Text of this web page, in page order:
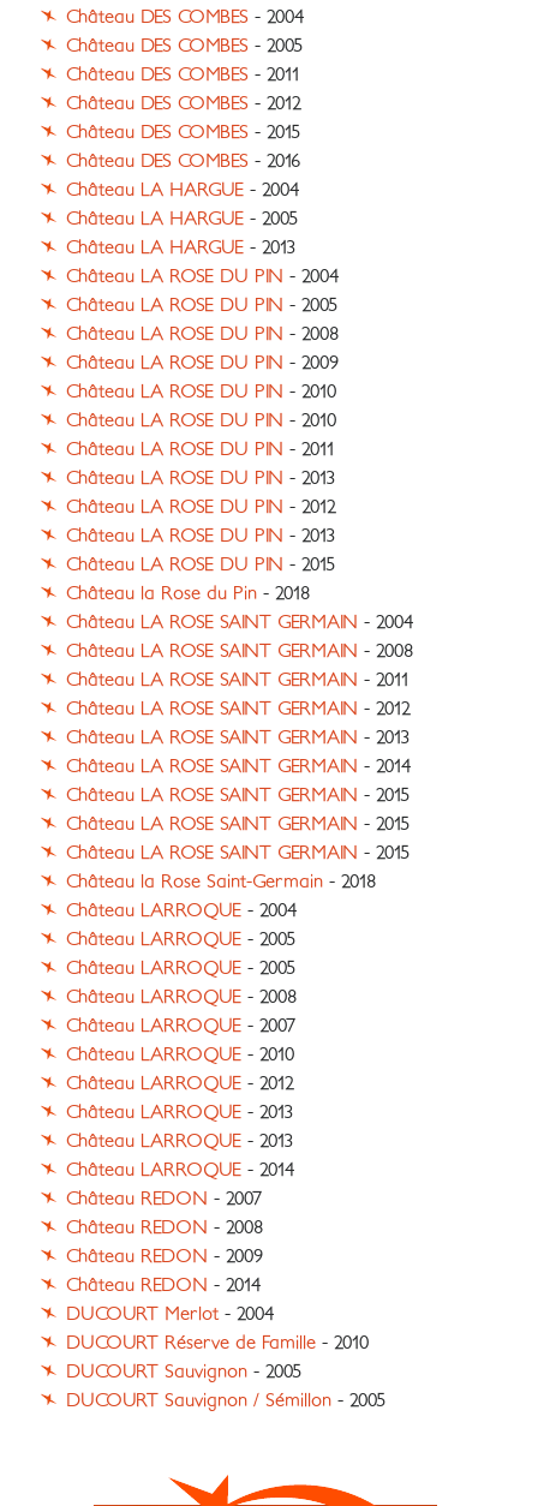
Château DES COMBES - 2004
Château DES COMBES - 2005
Château DES COMBES - 2011
Château DES COMBES - 2012
Château DES COMBES - 2015
Château DES COMBES - 2016
Château LA HARGUE - 2004
Château LA HARGUE - 2005
Château LA HARGUE - 2013
Château LA ROSE DU PIN - 2004
Château LA ROSE DU PIN - 2005
Château LA ROSE DU PIN - 2008
Château LA ROSE DU PIN - 2009
Château LA ROSE DU PIN - 2010
Château LA ROSE DU PIN - 2010
Château LA ROSE DU PIN - 2011
Château LA ROSE DU PIN - 2013
Château LA ROSE DU PIN - 2012
Château LA ROSE DU PIN - 2013
Château LA ROSE DU PIN - 2015
Château la Rose du Pin - 2018
Château LA ROSE SAINT GERMAIN - 2004
Château LA ROSE SAINT GERMAIN - 2008
Château LA ROSE SAINT GERMAIN - 2011
Château LA ROSE SAINT GERMAIN - 2012
Château LA ROSE SAINT GERMAIN - 2013
Château LA ROSE SAINT GERMAIN - 2014
Château LA ROSE SAINT GERMAIN - 2015
Château LA ROSE SAINT GERMAIN - 2015
Château LA ROSE SAINT GERMAIN - 2015
Château la Rose Saint-Germain - 2018
Château LARROQUE - 2004
Château LARROQUE - 2005
Château LARROQUE - 2005
Château LARROQUE - 2008
Château LARROQUE - 2007
Château LARROQUE - 2010
Château LARROQUE - 2012
Château LARROQUE - 2013
Château LARROQUE - 2013
Château LARROQUE - 2014
Château REDON - 2007
Château REDON - 2008
Château REDON - 2009
Château REDON - 2014
DUCOURT Merlot - 2004
DUCOURT Réserve de Famille - 2010
DUCOURT Sauvignon - 2005
DUCOURT Sauvignon / Sémillon - 2005